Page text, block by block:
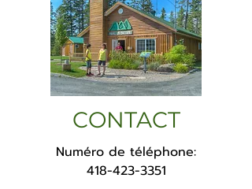
CONTACT
Numéro de téléphone:
418-423-3351